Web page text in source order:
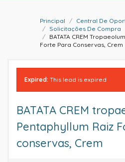
Principal
Central De
Solicitações De Compra
BATATA CREM
Forte Para Conservas, Crem
Expired: This lead is expired
BATATA CREM
Pentaphyllum Raiz
conservas, Crem